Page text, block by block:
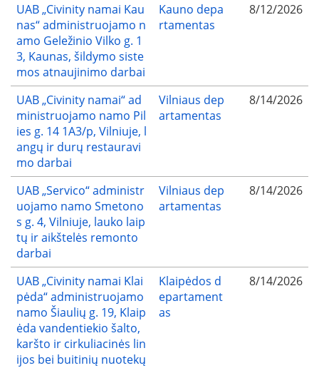
UAB „Civinity namai Kau
nas“ administruojamo n
amo Geležinio Vilko g. 1
3, Kaunas, šildymo siste
mos atnaujinimo darbai
Kauno depa
rtamentas
8/12/2026
UAB „Civinity namai“ ad
ministruojamo namo Pil
ies g. 14 1A3/p, Vilniuje, l
angų ir durų restauravi
mo darbai
Vilniaus dep
artamentas
8/14/2026
UAB „Servico“ administr
uojamo namo Smetono
s g. 4, Vilniuje, lauko laip
tų ir aikštelės remonto
darbai
Vilniaus dep
artamentas
8/14/2026
UAB „Civinity namai Klai
pėda“ administruojamo
namo Šiaulių g. 19, Klaip
ėda vandentiekio šalto,
karšto ir cirkuliacinės lin
ijos bei buitinių nuotekų
Klaipėdos d
epartament
as
8/14/2026